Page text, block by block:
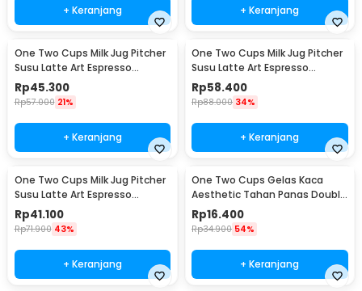
+ Keranjang + Keranjang
One Two Cups Milk Jug Pitcher
Susu Latte Art Espresso
Stainless Steel 600ml - J068
Rp45.300
Rp57.000 21%
+ Keranjang
One Two Cups Milk Jug Pitcher
Susu Latte Art Espresso
Stainless Steel 900ml - J068
Rp58.400
Rp88.000 34%
+ Keranjang
One Two Cups Milk Jug Pitcher
Susu Latte Art Espresso
Stainless Steel 350ml - 10084
Rp41.100
Rp71.900 43%
+ Keranjang
One Two Cups Gelas Kaca
Aesthetic Tahan Panas Double
Wall Glass 250ml - PLY1704
Rp16.400
Rp34.900 54%
+ Keranjang